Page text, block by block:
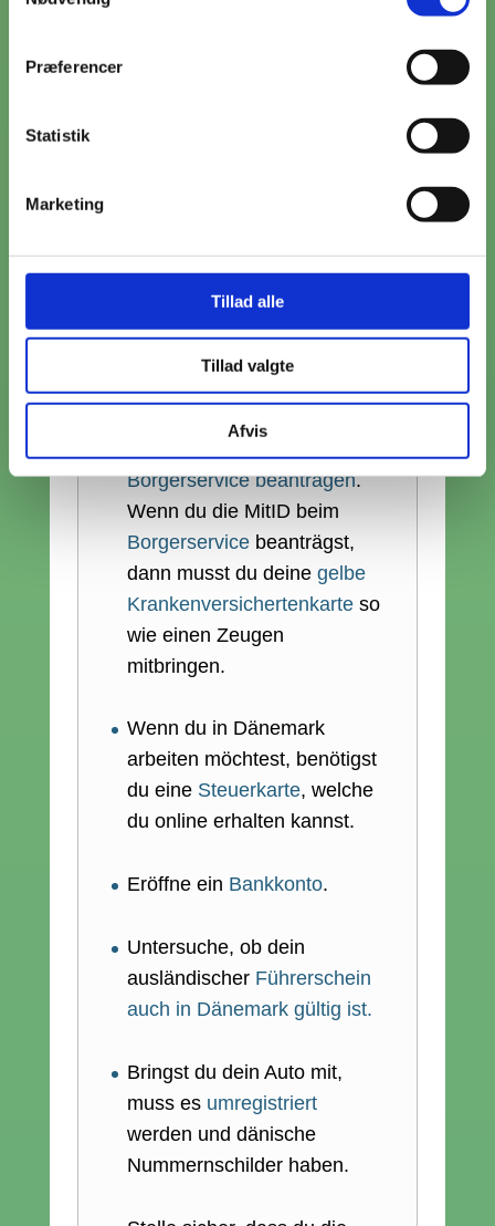
Præferencer
Statistik
Marketing
Tillad alle
Tillad valgte
Afvis
verfügst).
2) Wenn dein Pass/Perso
keinen Chip enthält oder es
mit der MitID-App nicht
Borgerservice beantragen.
Wenn du die MitID beim
Borgerservicebeanträgst,
dann musst du deine gelbe
Krankenversichertenkarteso
wie einen Zeugen
mitbringen.
Wenn du in Dänemark
arbeiten möchtest, benötigst
du eine Steuerkarte, welche
du online erhalten kannst.
Eröffne ein Bankkonto.
Untersuche, ob dein
ausländischer Führerschein
auch in Dänemark gültig ist.
Bringst du dein Auto mit,
muss es umregistriert
werden und dänische
Nummernschilder haben.